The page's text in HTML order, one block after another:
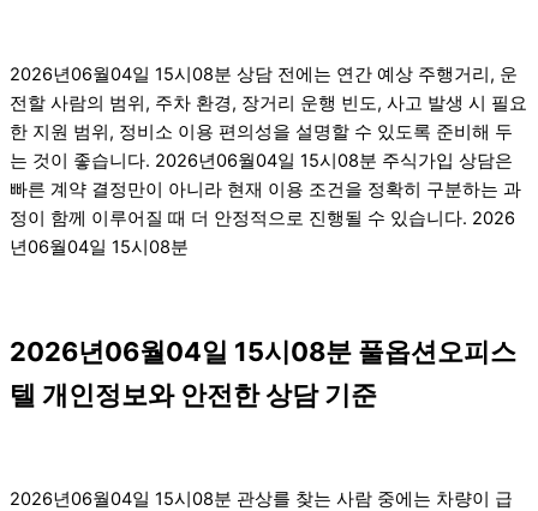
2026년06월04일 15시08분 상담 전에는 연간 예상 주행거리, 운
전할 사람의 범위, 주차 환경, 장거리 운행 빈도, 사고 발생 시 필요
한 지원 범위, 정비소 이용 편의성을 설명할 수 있도록 준비해 두
는 것이 좋습니다. 2026년06월04일 15시08분 주식가입 상담은
빠른 계약 결정만이 아니라 현재 이용 조건을 정확히 구분하는 과
정이 함께 이루어질 때 더 안정적으로 진행될 수 있습니다. 2026
년06월04일 15시08분
2026년06월04일 15시08분 풀옵션오피스
텔 개인정보와 안전한 상담 기준
2026년06월04일 15시08분 관상를 찾는 사람 중에는 차량이 급